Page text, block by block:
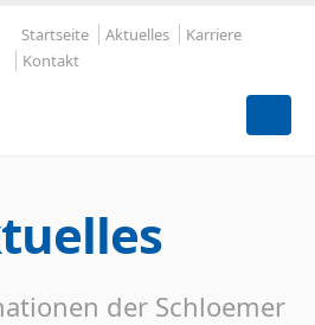
Startseite Aktuelles
Karriere
Kontakt
der Schloemer